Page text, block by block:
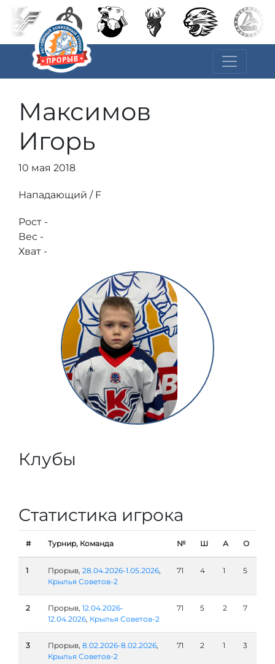
Максимов
Игорь
10 мая 2018
Нападающий / F
Рост -
Вес -
Хват -
Клубы
Статистика игрока
# Турнир, Команда № Ш А О
1 Прорыв, 28.04.2026-1.05.2026,
Крылья Советов-2
71 4 1 5
2 Прорыв, 12.04.2026-
12.04.2026, Крылья Советов-2
71 5 2 7
3 Прорыв, 8.02.2026-8.02.2026,
Крылья Советов-2
71 2 1 3